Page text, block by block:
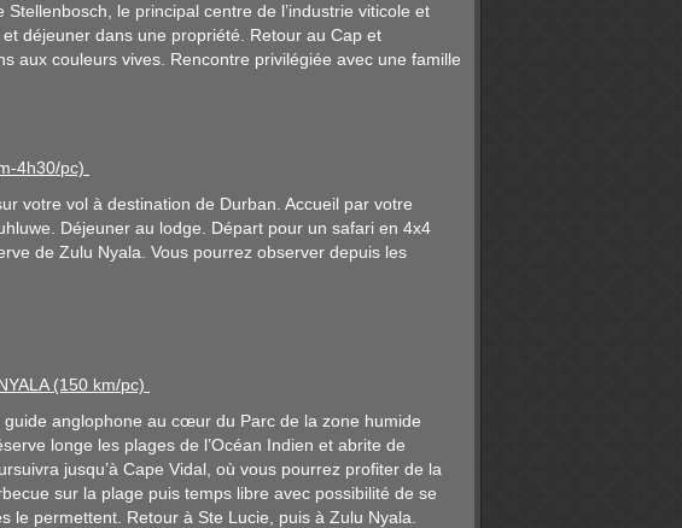
le principal centre de l’industrie viticole et
déjeuner dans une propriété. Retour au Cap et
aux couleurs vives. Rencontre privilégiée avec une famille
4h30/pc)
votre vol à destination de Durban. Accueil par votre
Déjeuner au lodge. Départ pour un safari en 4x4
de Zulu Nyala. Vous pourrez observer depuis les
(150 km/pc)
anglophone au cœur du Parc de la zone humide
longe les plages de l’Océan Indien et abrite de
jusqu’à Cape Vidal, où vous pourrez profiter de la
sur la plage puis temps libre avec possibilité de se
le permettent. Retour à Ste Lucie, puis à Zulu Nyala.